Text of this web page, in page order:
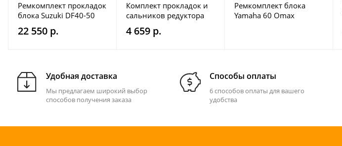
Ремкомплект прокладок
блока Suzuki DF40-50
22 550 р.
Комплект прокладок и
сальников редуктора
Mercury/Mariner 18-
2635
4 659 р.
Ремкомплект блока
Yamaha 60 Omax
Удобная доставка
Мы предлагаем широкий выбор
способов получения заказа
Способы оплаты
6 способов оплаты для вашего
удобства